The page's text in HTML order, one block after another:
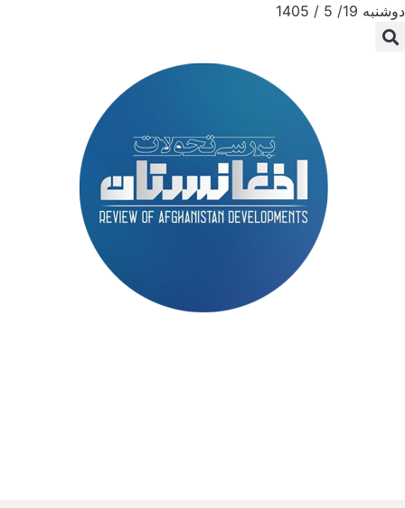
دوشنبه 19/ 5 / 1405